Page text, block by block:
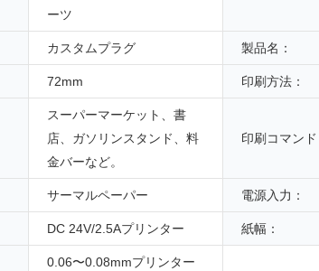
ーツ
カスタムプラグ 製品名：
72mm 印刷方法：
スーパーマーケット、書
店、ガソリンスタンド、料
金バーなど。
印刷コマンド
サーマルペーパー 電源入力：
DC 24V/2.5Aプリンター 紙幅：
0.06〜0.08mmプリンター